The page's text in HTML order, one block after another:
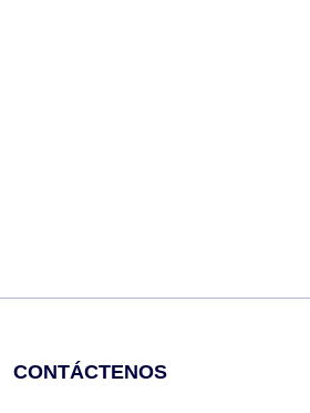
CONTÁCTENOS